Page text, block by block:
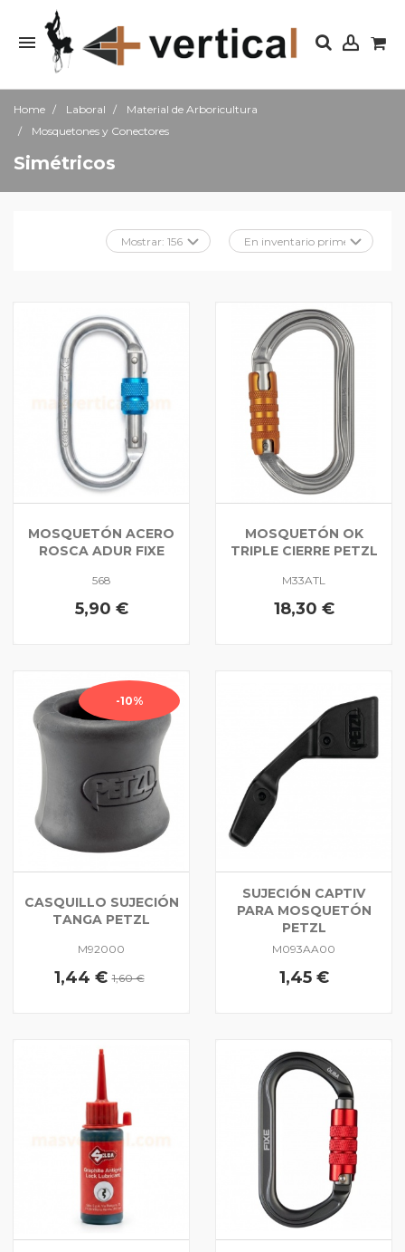
Home Laboral
Material de Arboricultura
Mosquetones y Conectores
Simétricos
MOSQUETÓN ACERO
ROSCA ADUR FIXE
568
5,90 €
MOSQUETÓN OK
TRIPLE CIERRE PETZL
M33ATL
18,30 €
-10%
CASQUILLO SUJECIÓN
TANGA PETZL
M92000
1,44 €1,60 €
SUJECIÓN CAPTIV
PARA MOSQUETÓN
PETZL
M093AA00
1,45 €